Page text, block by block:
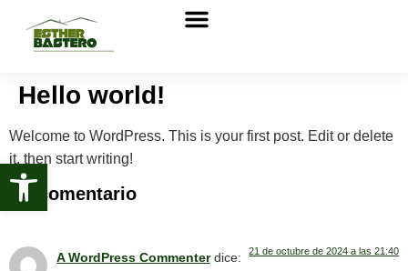
Abrir barra de herramientas
Hello world!
Welcome to WordPress. This is your first post. Edit or delete
it, then start writing!
Un comentario
A WordPress Commenter dice: 21 de octubre de 2024 a las 21:40